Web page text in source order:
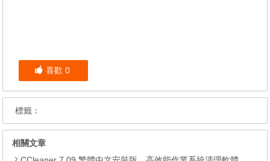
喜歡 0
標籤：
相關文章